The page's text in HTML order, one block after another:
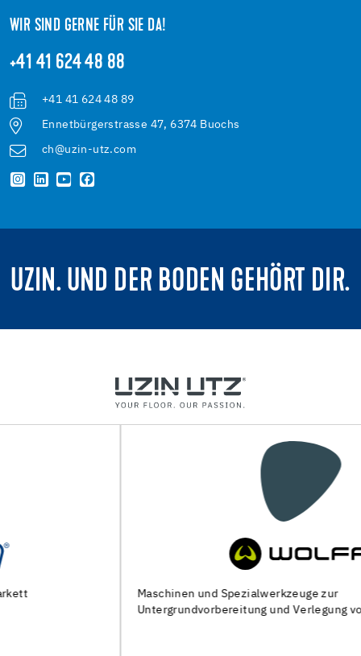
WIR SIND GERNE FÜR SIE DA!
+41 41 624 48 88
+41 41 624 48 89
Ennetbürgerstrasse 47, 6374 Buochs
ch@uzin-utz.com
UZIN. UND DER BODEN GEHÖRT DIR.
Maschinen und Spezialwerkzeuge zur
Untergrundvorbereitung und Verlegung von Bodenbelägen